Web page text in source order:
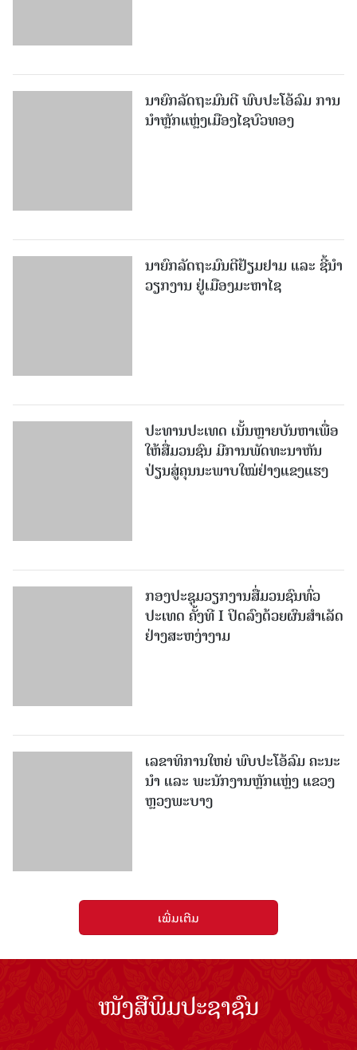
ນາຍົກລັດຖະມົນຕີ ພົບປະໂອ້ລົມ ການ
ນຳຫຼັກແຫຼ່ງເມືອງໄຊບົວທອງ
ນາຍົກລັດຖະມົນຕີຢ້ຽມຢາມ ແລະ ຊີ້ນຳ
ວຽກງານ ຢູ່ເມືອງມະຫາໄຊ
ປະທານປະເທດ ເນັ້ນຫຼາຍບັນຫາເພື່ອ
ໃຫ້ສື່ມວນຊົນ ມີການພັດທະນາຫັນ
ປ່ຽນສູ່ຄຸນນະພາບໃໝ່ຢ່າງແຂງແຮງ
ກອງປະຊຸມວຽກງານສື່ມວນຊົນທົ່ວ
ປະເທດ ຄັ້ງທີ I ປິດລົງດ້ວຍຜົນສໍາເລັດ
ຢ່າງສະຫງ່າງາມ
ເລຂາທິການໃຫຍ່ ພົບປະໂອ້ລົມ ຄະນະ
ນໍາ ແລະ ພະນັກງານຫຼັກແຫຼ່ງ ແຂວງ
ຫຼວງພະບາງ
ເພີ່ມເຕີມ
ໜັງສືພິມປະຊາຊົນ